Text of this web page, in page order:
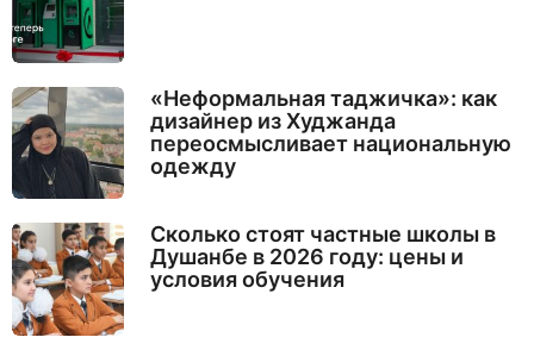
«Неформальная таджичка»: как
дизайнер из Худжанда
переосмысливает национальную
одежду
Сколько стоят частные школы в
Душанбе в 2026 году: цены и
условия обучения